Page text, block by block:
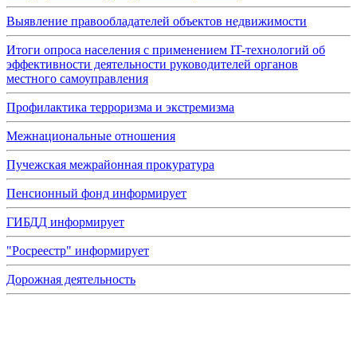
Выявление правообладателей объектов недвижимости
Итоги опроса населения с применением IT-технологий об
эффективности деятельности руководителей органов
местного самоуправления
Профилактика терроризма и экстремизма
Межнациональные отношения
Пучежская межрайонная прокуратура
Пенсионный фонд информирует
ГИБДД информирует
"Росреестр" информирует
Дорожная деятельность